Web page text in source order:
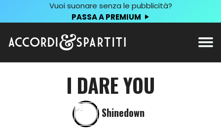
Vuoi suonare senza le pubblicità?
PASSA A PREMIUM
I DARE YOU
Shinedown